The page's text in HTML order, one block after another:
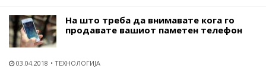
На што треба да внимавате кога го
продавате вашиот паметен телефон
03.04.2018 ТЕХНОЛОГИЈА